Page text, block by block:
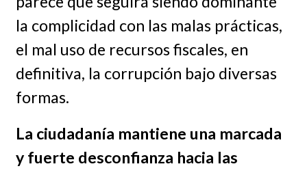
la complicidad con las malas prácticas,
el mal uso de recursos fiscales, en
definitiva, la corrupción bajo diversas
formas.
La ciudadanía mantiene una marcada
y fuerte desconfianza hacia las